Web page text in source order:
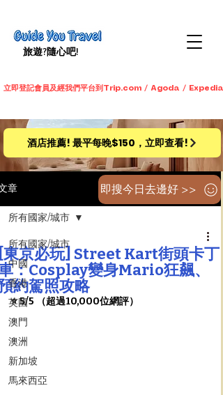
旅遊​?隨心吧!
立即登記會員及經我們平台到Trip.com / Agoda / Expedia
酒店推薦! 最平每晚$150，立即查看!
章
所有國家/城市
中國
香港
英國
澳門
澳洲
新加坡
馬來西亞
所有國家/城市
京必玩] Street Kart街頭卡丁
：Cosplay變身Mario狂飆、
約駕照攻略
⭐️ 5/5 （超過10,000位網評）
即搜今日去邊好 >>